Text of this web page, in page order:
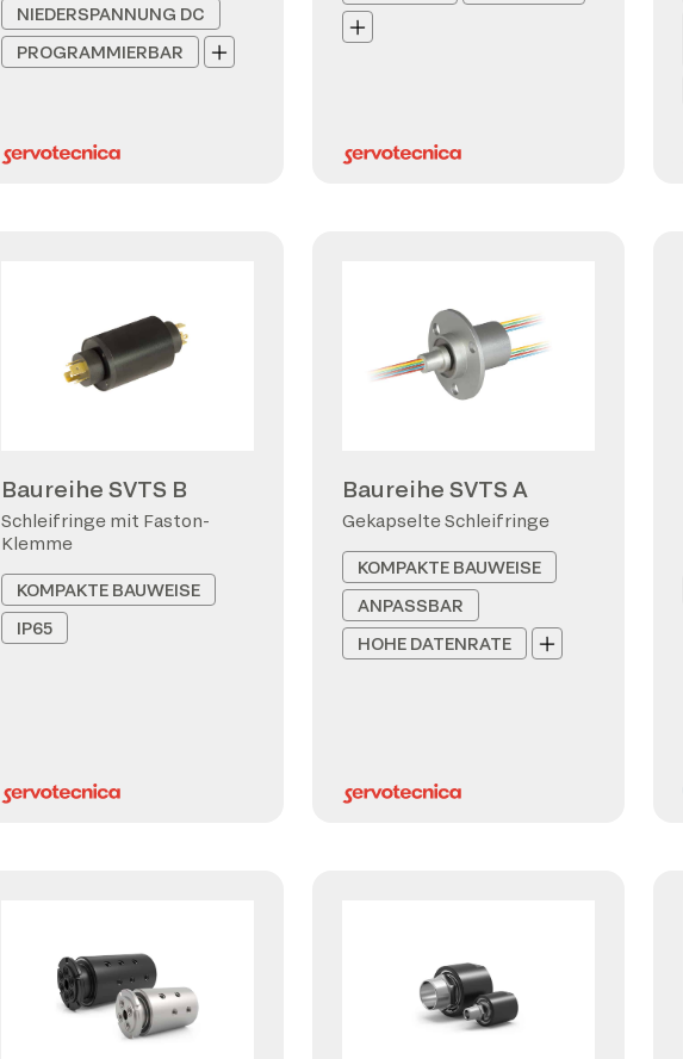
NIEDERSPANNUNG DC
PROGRAMMIERBAR
Baureihe SVTS B
Schleifringe mit Faston-
Klemme
KOMPAKTE BAUWEISE
IP65
Baureihe SVTS A
Gekapselte Schleifringe
KOMPAKTE BAUWEISE
ANPASSBAR
HOHE DATENRATE